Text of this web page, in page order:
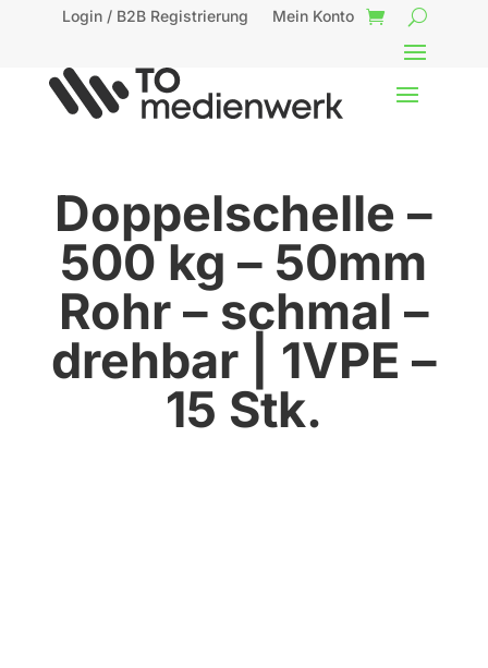
Login / B2B Registrierung Mein Konto
Doppelschelle –
500 kg – 50mm
Rohr – schmal –
drehbar | 1VPE –
15 Stk.